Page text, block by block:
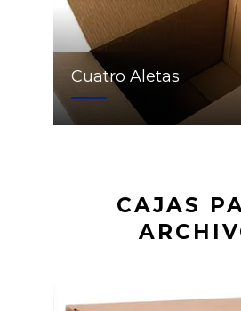
Cuatro Aletas
CAJAS